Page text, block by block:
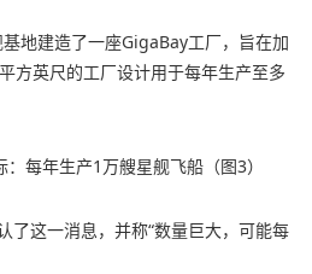
地建造了一座GigaBay工厂，旨在加
方英尺的工厂设计用于每年生产至多
了这一消息，并称“数量巨大，可能每